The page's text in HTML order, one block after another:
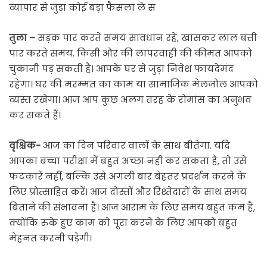
व्यापार से जुड़ा कोई बड़ा फैसला ले स
तुला –सड़क पार करते समय सावधान रहें, खासकर लाल बत्ती
पार करते समय. किसी और की लापरवाही की कीमत आपको
चुकानी पड़ सकती है। आपके घर से जुड़ा निवेश फायदेमंद
रहेगा। घर की मरम्मत का काम या सामाजिक मेलजोल आपको
व्यस्त रखेगा। आज आप कुछ अलग तरह के रोमांस का अनुभव
कर सकते हैं।
वृश्चिक-आज का दिन परिवार वालों के साथ बीतेगा. यदि
आपका बच्चा परीक्षा में बहुत अच्छा नहीं कर सकता है, तो उसे
फटकारें नहीं, बल्कि उसे अगली बार बेहतर प्रदर्शन करने के
लिए प्रोत्साहित करें। आज दोस्तों और रिश्तेदारों के साथ समय
बिताने की संभावना है। आज आराम के लिए समय बहुत कम है,
क्योंकि रुके हुए काम को पूरा करने के लिए आपको बहुत
मेहनत करनी पड़ेगी।